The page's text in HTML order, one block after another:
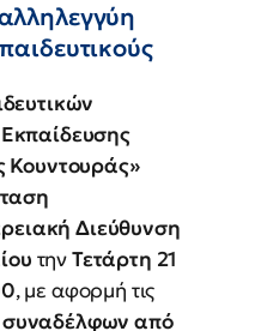
Κουντουράς»
Διεύθυνση
τηνΤετάρτη 21
, με αφορμή τις
από